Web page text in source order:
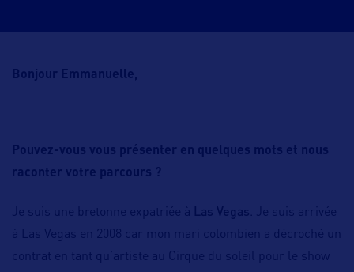
Bonjour Emmanuelle,
Pouvez-vous vous présenter en quelques mots et nous
raconter votre parcours ?
Je suis une bretonne expatriée à Las Vegas . Je suis arrivée
à Las Vegas en 2008 car mon mari colombien a décroché un
contrat en tant qu’artiste au Cirque du soleil pour le show